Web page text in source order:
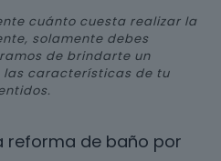
cuánto cuesta realizar la
solamente debes
de brindarte un
características de tu
reforma de baño por